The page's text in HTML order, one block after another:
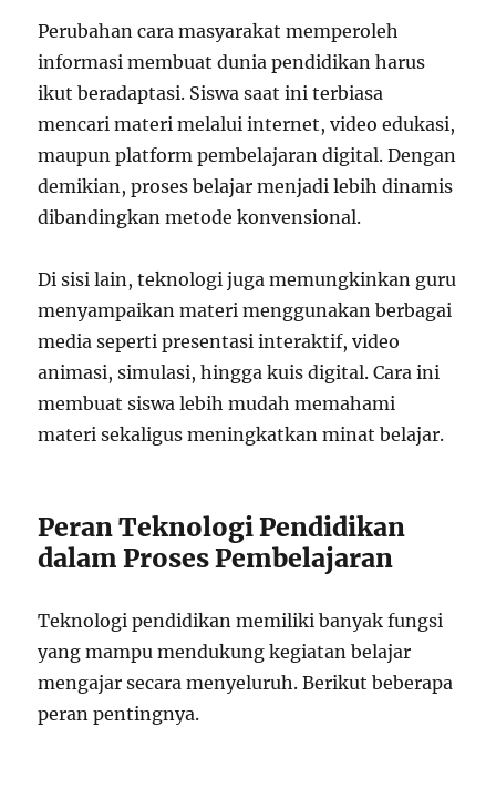
Perubahan cara masyarakat memperoleh
informasi membuat dunia pendidikan harus
ikut beradaptasi. Siswa saat ini terbiasa
mencari materi melalui internet, video edukasi,
maupun platform pembelajaran digital. Dengan
demikian, proses belajar menjadi lebih dinamis
dibandingkan metode konvensional.
Di sisi lain, teknologi juga memungkinkan guru
menyampaikan materi menggunakan berbagai
media seperti presentasi interaktif, video
animasi, simulasi, hingga kuis digital. Cara ini
membuat siswa lebih mudah memahami
materi sekaligus meningkatkan minat belajar.
Peran Teknologi Pendidikan
dalam Proses Pembelajaran
Teknologi pendidikan memiliki banyak fungsi
yang mampu mendukung kegiatan belajar
mengajar secara menyeluruh. Berikut beberapa
peran pentingnya.